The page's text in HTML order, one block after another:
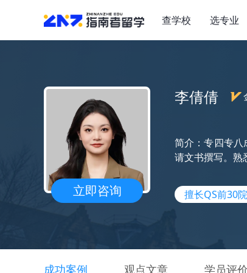
查学校 选专业
立即咨询
李倩倩
简介：专四专
请文书撰写。熟
擅长QS前30
成功案例 观点文章 学员评价